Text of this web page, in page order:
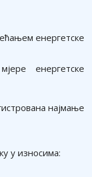
енергетске
енергетске
најмање
у износима: